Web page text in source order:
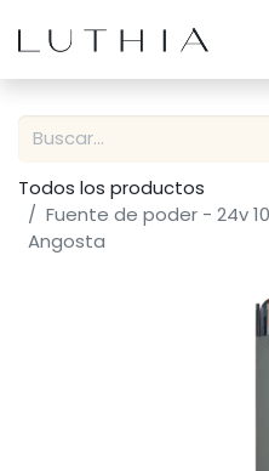
Todos los productos
Fuente de poder - 24v
Angosta